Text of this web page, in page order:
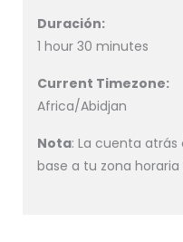
Duración:
1 hour 30 minutes
Current Timezone:
Africa/Abidjan
Nota: La cuenta
base a tu zona horaria